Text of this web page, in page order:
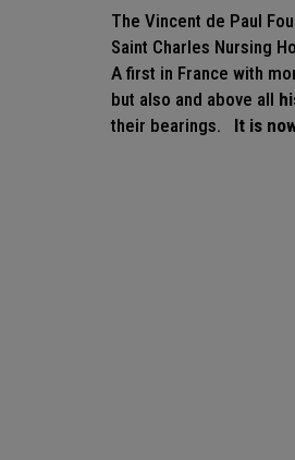
The Vincent de Paul
Saint Charles Nursing
A first in France with
but also and above all
their bearings. It is